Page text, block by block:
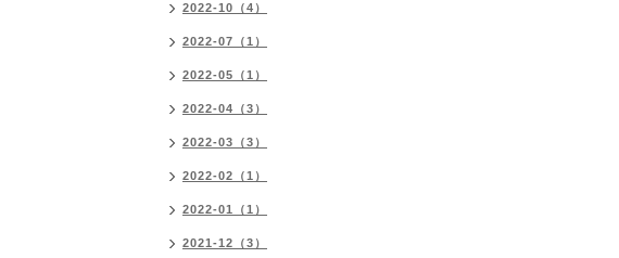
2022-10（4）
2022-07（1）
2022-05（1）
2022-04（3）
2022-03（3）
2022-02（1）
2022-01（1）
2021-12（3）